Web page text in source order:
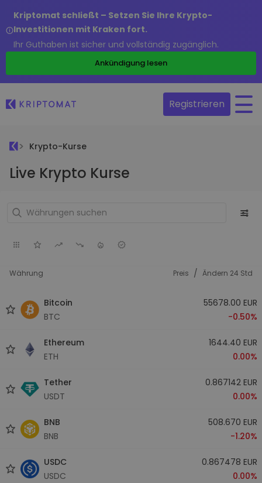
Kriptomat schließt – Setzen Sie Ihre Krypto-
Investitionen mit Kraken fort.
Ihr Guthaben ist sicher und vollständig zugänglich.
Ankündigung lesen
Registrieren
Krypto-Kurse
Live Krypto Kurse
Währung Preis / Ändern 24 Std
Bitcoin
BTC
55678.00 EUR
-0.50%
Ethereum
ETH
1644.40 EUR
0.00%
Tether
USDT
0.867142 EUR
0.00%
BNB
BNB
508.670 EUR
-1.20%
USDC
USDC
0.867478 EUR
0.00%